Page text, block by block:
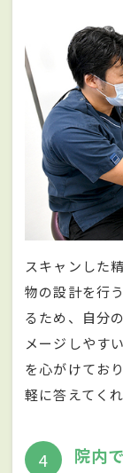
スキャンした
物の設計を行
るため、自分
メージしやす
を心がけてお
軽に答えてくれ
4 院内